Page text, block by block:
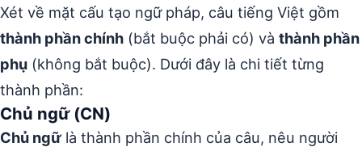
Xét về mặt cấu tạo ngữ pháp, câu tiếng Việt gồm
thành phần chính (bắt buộc phải có) và thành phần
phụ (không bắt buộc). Dưới đây là chi tiết từng
thành phần:
Chủ ngữ (CN)
Chủ ngữ là thành phần chính của câu, nêu người